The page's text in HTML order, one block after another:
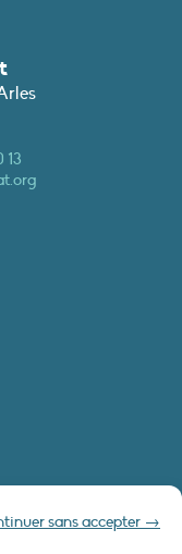
sans accepter →
13